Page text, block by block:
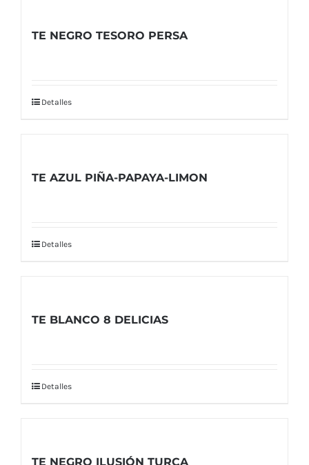
TE NEGRO TESORO PERSA
Detalles
TE AZUL PIÑA-PAPAYA-LIMON
Detalles
TE BLANCO 8 DELICIAS
Detalles
TE NEGRO ILUSIÓN TURCA